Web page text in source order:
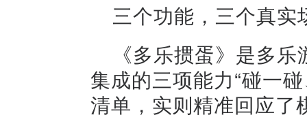
三个功能，三个真实
《多乐掼蛋》是多
集成的三项能力“碰一
清单，实则精准回应了